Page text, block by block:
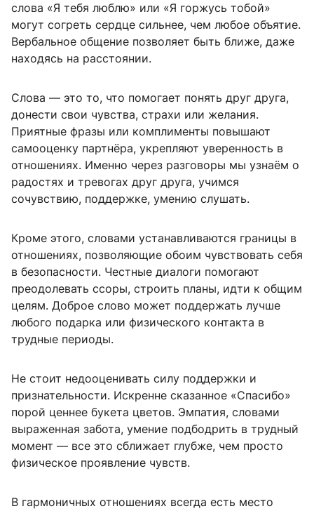
слова «Я тебя люблю» или «Я горжусь тобой»
могут согреть сердце сильнее, чем любое объятие.
Вербальное общение позволяет быть ближе, даже
находясь на расстоянии.
Слова — это то, что помогает понять друг друга,
донести свои чувства, страхи или желания.
Приятные фразы или комплименты повышают
самооценку партнёра, укрепляют уверенность в
отношениях. Именно через разговоры мы узнаём о
радостях и тревогах друг друга, учимся
сочувствию, поддержке, умению слушать.
Кроме этого, словами устанавливаются границы в
отношениях, позволяющие обоим чувствовать себя
в безопасности. Честные диалоги помогают
преодолевать ссоры, строить планы, идти к общим
целям. Доброе слово может поддержать лучше
любого подарка или физического контакта в
трудные периоды.
Не стоит недооценивать силу поддержки и
признательности. Искренне сказанное «Спасибо»
порой ценнее букета цветов. Эмпатия, словами
выраженная забота, умение подбодрить в трудный
момент — все это сближает глубже, чем просто
физическое проявление чувств.
В гармоничных отношениях всегда есть место